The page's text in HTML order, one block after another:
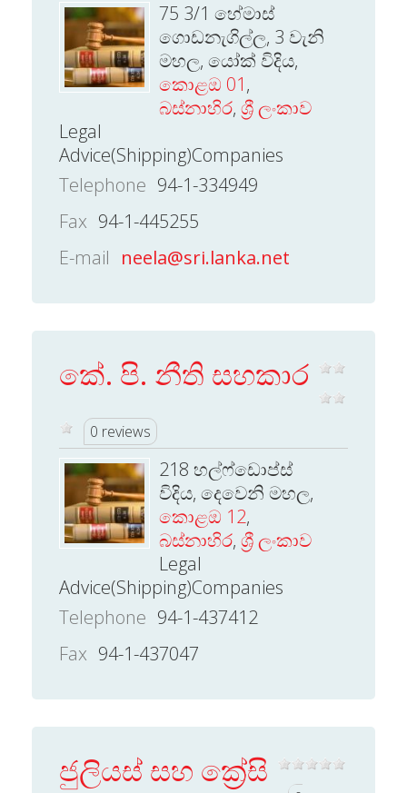
75 3/1 හේමාස්
ගොඩනැගිල්ල, 3 වැනි
මහල, යෝක් විදිය,
කොළඔ 01,
බස්නාහිර, ශ්‍රී ලංකාව
Legal
Advice(Shipping)Companies
Telephone 94-1-334949
Fax 94-1-445255
E-mail neela@sri.lanka.net
කේ. පි. නීති සහකාර
0 reviews
218 හල්ෆ්ඩොප්ස්
විදිය, දෙවෙනි මහල,
කොළඔ 12,
බස්නාහිර, ශ්‍රී ලංකාව
Legal
Advice(Shipping)Companies
Telephone 94-1-437412
Fax 94-1-437047
ජුලියස් සහ ක්‍රේසි